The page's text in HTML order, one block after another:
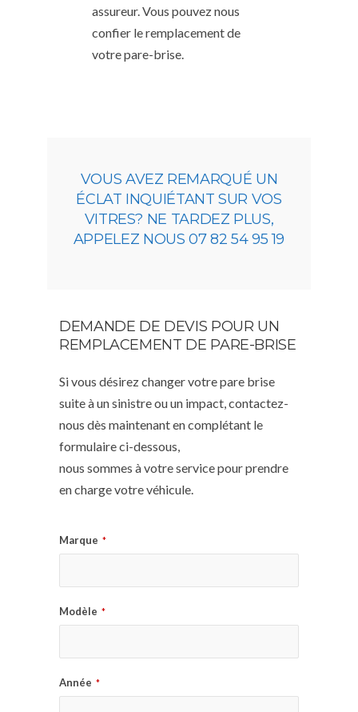
assureur. Vous pouvez nous
confier le remplacement de
votre pare-brise.
VOUS AVEZ REMARQUÉ UN
ÉCLAT INQUIÉTANT SUR VOS
VITRES? NE TARDEZ PLUS,
APPELEZ NOUS 07 82 54 95 19
DEMANDE DE DEVIS POUR UN
REMPLACEMENT DE PARE-BRISE
Si vous désirez changer votre pare brise
suite à un sinistre ou un impact, contactez-
nous dès maintenant en complétant le
formulaire ci-dessous,
nous sommes à votre service pour prendre
en charge votre véhicule.
Marque *
Modèle *
Année *